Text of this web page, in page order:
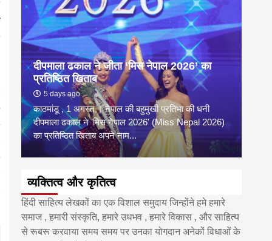
दीपमाला ढकाल ने जीता ‘मिस नेपाल 2026’ का
प्रतिष्ठित खिताब
5 days ago
काठमांडू , 1 अगस्त । नेपाल की बहुमुखी प्रतिभा की धनी
दीपमाला ढकाल ने 'मिस नेपाल 2026' (Miss Nepal 2026)
का प्रतिष्ठित खिताब अपने नाम...
व्यक्तित्व और कृतित्व
हिंदी साहित्य लेखकों का एक विशाल समुदाय जिन्होंने हमे हमारे
समाज , हमारी संस्कृति, हमारे उधभव , हमारे विकास , और साहित्य
से रूबरू करवाया समय समय पर उनका योगदान अनेकों विधाओं के